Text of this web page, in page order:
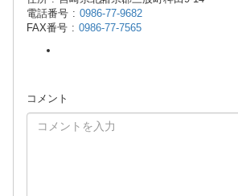
電話番号 : 0986-77-9682
FAX番号 : 0986-77-7565
コメント